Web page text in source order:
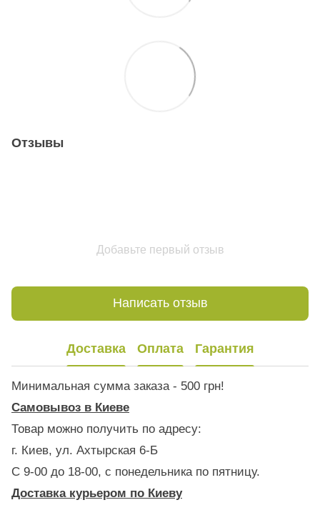
Отзывы
Добавьте первый отзыв
Написать отзыв
Доставка Оплата Гарантия
Минимальная сумма заказа - 500 грн!
Самовывоз в Киеве
Товар можно получить по адресу:
г. Киев, ул. Ахтырская 6-Б
С 9-00 до 18-00, с понедельника по пятницу.
Доставка курьером по Киеву